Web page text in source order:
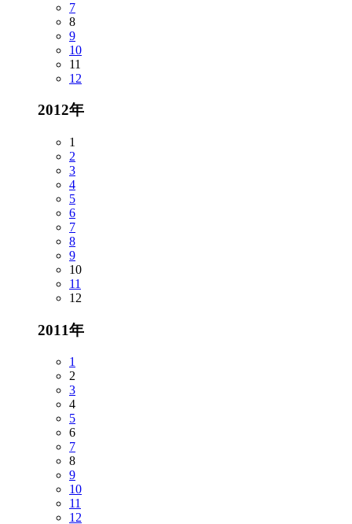
7
8
9
10
11
12
2012年
1
2
3
4
5
6
7
8
9
10
11
12
2011年
1
2
3
4
5
6
7
8
9
10
11
12